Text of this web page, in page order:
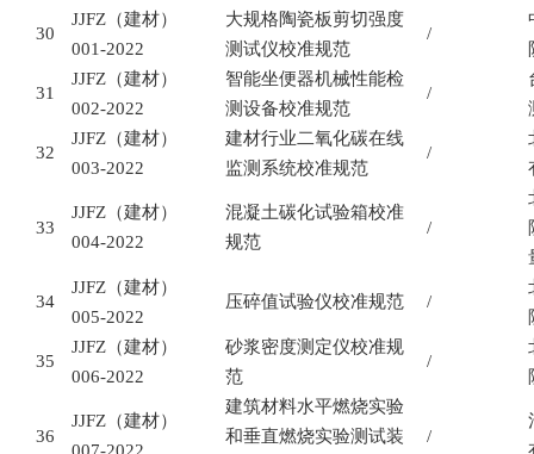
30
JJFZ （建材）
001-2022
大规格陶瓷板剪切强度
测试仪校准规范
/
31
JJFZ （建材）
002-2022
智能坐便器机械性能检
测设备校准规范
/
32
JJFZ （建材）
003-2022
建材行业二氧化碳在线
监测系统校准规范
/
33
JJFZ （建材）
004-2022
混凝土碳化试验箱校准
规范
/
34
JJFZ （建材）
005-2022
压碎值试验仪校准规范 /
35
JJFZ （建材）
006-2022
砂浆密度测定仪校准规
范
/
36
JJFZ （建材）
建筑材料水平燃烧实验
和垂直燃烧实验测试装
/